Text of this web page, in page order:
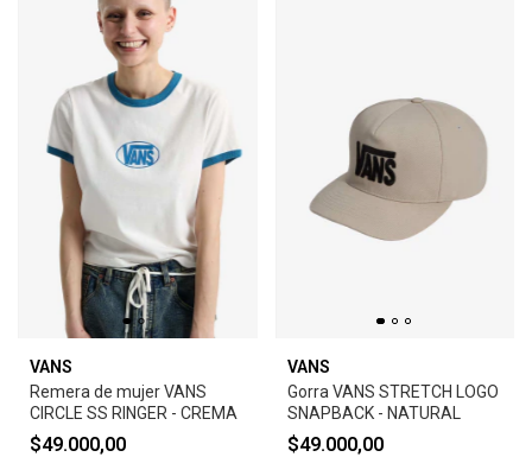
VANS
Remera de mujer VANS
CIRCLE SS RINGER - CREMA
$49.000,00
VANS
Gorra VANS STRETCH LOGO
SNAPBACK - NATURAL
$49.000,00